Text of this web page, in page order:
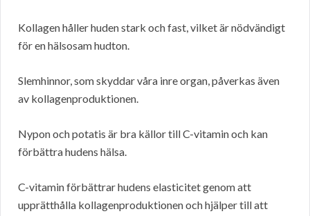
Kollagen håller huden stark och fast, vilket är nödvändigt
för en hälsosam hudton.
Slemhinnor, som skyddar våra inre organ, påverkas även
av kollagenproduktionen.
Nypon och potatis är bra källor till C-vitamin och kan
förbättra hudens hälsa.
C-vitamin förbättrar hudens elasticitet genom att
upprätthålla kollagenproduktionen och hjälper till att